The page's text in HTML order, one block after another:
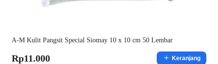
A-M Kulit Pangsit Special Siomay 10 x 10 cm 50 Lembar
Rp11.000 Keranjang